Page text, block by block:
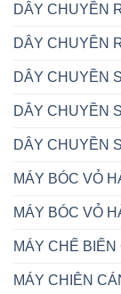
DÂY CHUYỀN
DÂY CHUYỀN
DÂY CHUYỀN
DÂY CHUYỀN
DÂY CHUYỀN
MÁY BÓC VỎ
MÁY BÓC VỎ
MÁY CHẾ BIẾN
MÁY CHIÊN